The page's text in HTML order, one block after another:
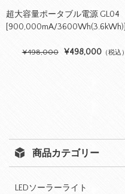
超大容量ポータブル電源 GL04
[900,000mA/3600Wh(3.6kWh)]
¥498,000 ¥498,000 （税込）
商品カテゴリー
LEDソーラーライト